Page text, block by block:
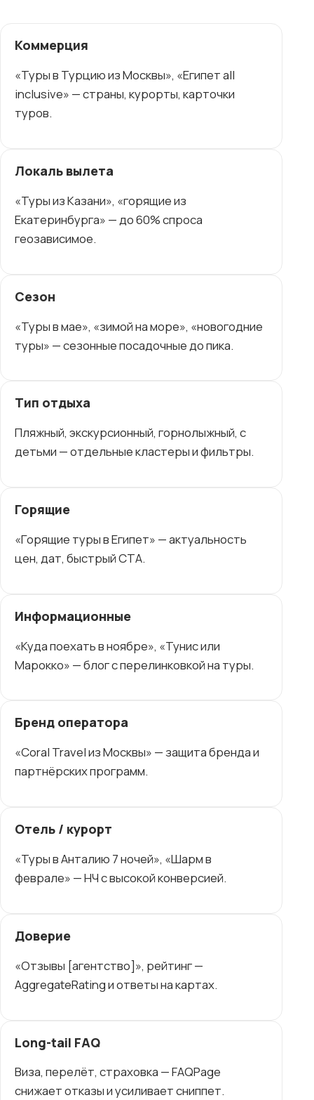
Коммерция
«Туры в Турцию из Москвы», «Египет all
inclusive» — страны, курорты, карточки
туров.
Локаль вылета
«Туры из Казани», «горящие из
Екатеринбурга» — до 60% спроса
геозависимое.
Сезон
«Туры в мае», «зимой на море», «новогодние
туры» — сезонные посадочные до пика.
Тип отдыха
Пляжный, экскурсионный, горнолыжный, с
детьми — отдельные кластеры и фильтры.
Горящие
«Горящие туры в Египет» — актуальность
цен, дат, быстрый CTA.
Информационные
«Куда поехать в ноябре», «Тунис или
Марокко» — блог с перелинковкой на туры.
Бренд оператора
«Coral Travel из Москвы» — защита бренда и
партнёрских программ.
Отель / курорт
«Туры в Анталию 7 ночей», «Шарм в
феврале» — НЧ с высокой конверсией.
Доверие
«Отзывы [агентство]», рейтинг —
AggregateRating и ответы на картах.
Long-tail FAQ
Виза, перелёт, страховка — FAQPage
снижает отказы и усиливает сниппет.